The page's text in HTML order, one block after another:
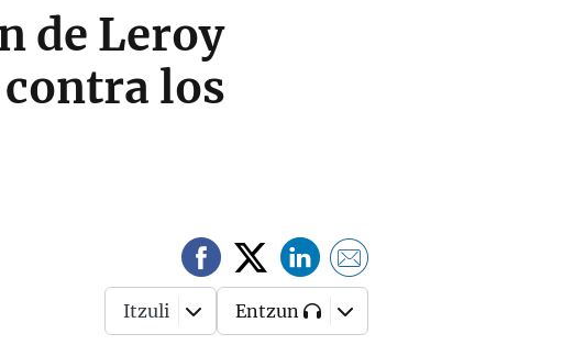
de Leroy
los
Itzuli Entzun